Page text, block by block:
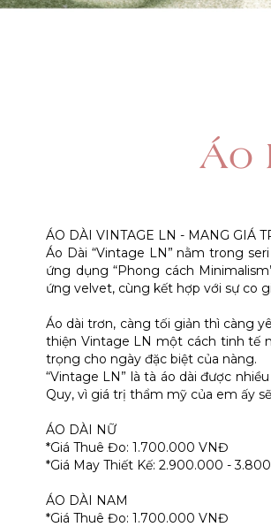
Áo
ÁO DÀI VINTAGE LN - MANG GIÁ
Áo Dài “Vintage LN” nằm trong
ứng dụng “Phong cách
ứng velvet, cùng kết hợp với sự co
Áo dài trơn, càng tối giản thì càng
thiện Vintage LN một cách tinh tế
trọng cho ngày đặc biệt của nàng.
“Vintage LN” là tà áo dài được
Quy, vì giá trị thẩm mỹ của em ấy
ÁO DÀI NỮ
*Giá Thuê Đo: 1.700.000 VNĐ
*Giá May Thiết Kế: 2.900.000 -
ÁO DÀI NAM
*Giá Thuê Đo: 1.700.000 VNĐ